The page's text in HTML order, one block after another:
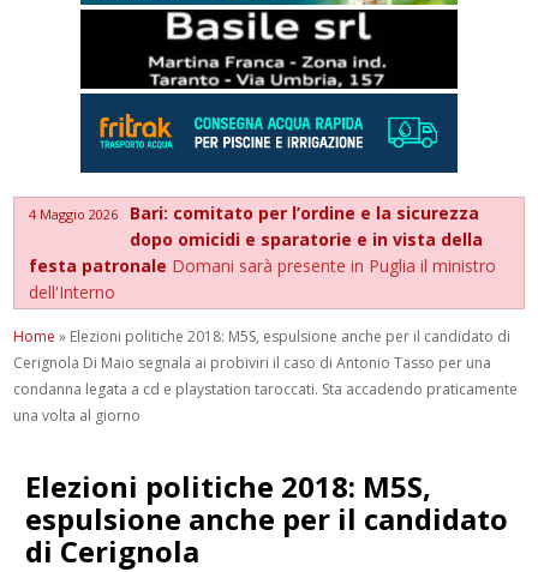
4 Maggio 2026
Bari: comitato per l’ordine e la sicurezza
dopo omicidi e sparatorie e in vista della
festa patronale Domani sarà presente in Puglia il ministro
dell'Interno
Home » Elezioni politiche 2018: M5S, espulsione anche per il candidato di
Cerignola Di Maio segnala ai probiviri il caso di Antonio Tasso per una
condanna legata a cd e playstation taroccati. Sta accadendo praticamente
una volta al giorno
Elezioni politiche 2018: M5S,
espulsione anche per il candidato
di Cerignola